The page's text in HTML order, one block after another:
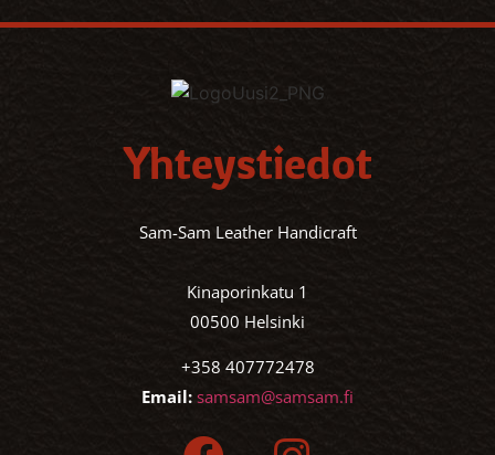
Yhteystiedot
Sam-Sam Leather Handicraft
Kinaporinkatu 1
00500 Helsinki
+358 407772478
Email: samsam@samsam.fi